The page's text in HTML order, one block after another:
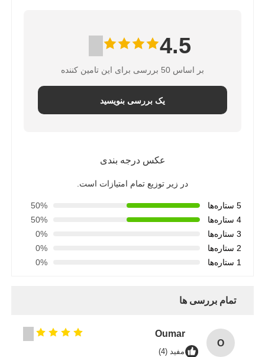
ساختار فولادی با پوشش پودری
4.5
بر اساس 50 بررسی برای این تامین کننده
یک بررسی بنویسید
عکس درجه بندی
در زیر توزیع تمام امتیازات است.
5 ستاره‌ها
50%
4 ستاره‌ها
50%
3 ستاره‌ها
0%
2 ستاره‌ها
0%
1 ستاره‌ها
0%
تمام بررسی ها
O
Oumar
مفید (4)